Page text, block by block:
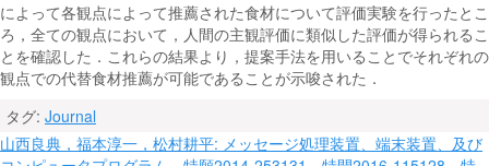
によって各観点によって推薦された食材について評価実験を行ったとこ
ろ，全ての観点において，人間の主観評価に類似した評価が得られるこ
とを確認した．これらの結果より，提案手法を用いることでそれぞれの
観点での代替食材推薦が可能であることが示唆された．
タグ: Journal
投
山西良典，福本淳一，松村耕平: メッセージ処理装置、端末装置、及び